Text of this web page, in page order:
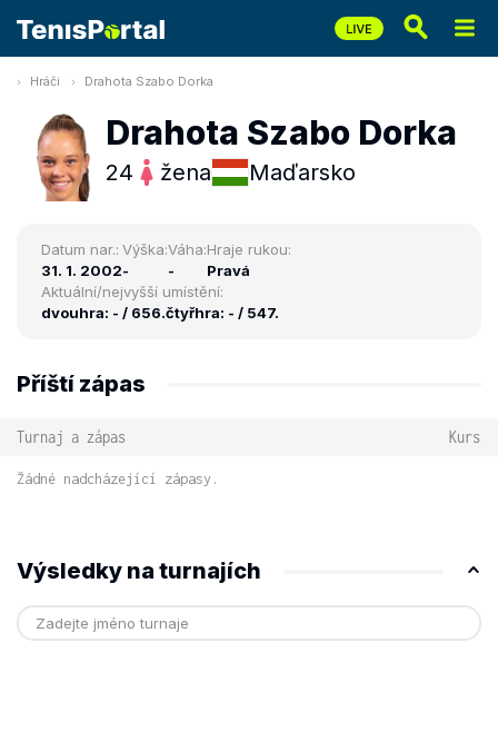
Hráči Drahota Szabo Dorka
Drahota Szabo Dorka
24 žena Maďarsko
Datum nar.:
31. 1. 2002
Výška:
-
Váha:
-
Hraje rukou:
Pravá
Aktuální/nejvyšší umístění:
dvouhra: - / 656.čtyřhra: - / 547.
Příští zápas
Turnaj a zápas Kurs
Žádné nadcházející zápasy.
Výsledky na turnajích